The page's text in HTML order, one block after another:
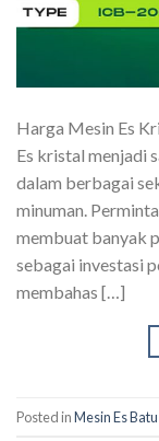
Harga Mesin Es
Es kristal menjadi
dalam berbagai
minuman.
membuat banyak
sebagai investasi
membahas […]
Posted inMesin Es